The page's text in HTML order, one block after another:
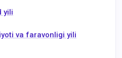
yili
va faravonligi yili